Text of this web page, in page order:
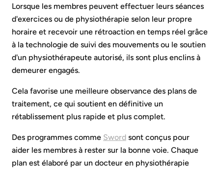
Lorsque les membres peuvent effectuer leurs séances
d'exercices ou de physiothérapie selon leur propre
horaire et recevoir une rétroaction en temps réel grâce
à la technologie de suivi des mouvements ou le soutien
d'un physiothérapeute autorisé, ils sont plus enclins à
demeurer engagés.
Cela favorise une meilleure observance des plans de
traitement, ce qui soutient en définitive un
rétablissement plus rapide et plus complet.
Des programmes comme Sword sont conçus pour
aider les membres à rester sur la bonne voie. Chaque
plan est élaboré par un docteur en physiothérapie